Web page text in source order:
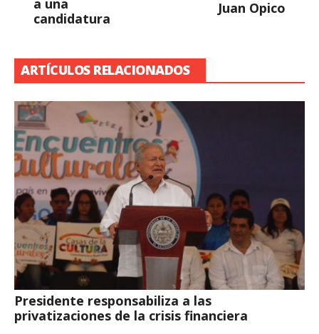
a una
candidatura
Juan Opico
ARTÍCULOS RELACIONADOS
Presidente responsabiliza a las
privatizaciones de la crisis financiera